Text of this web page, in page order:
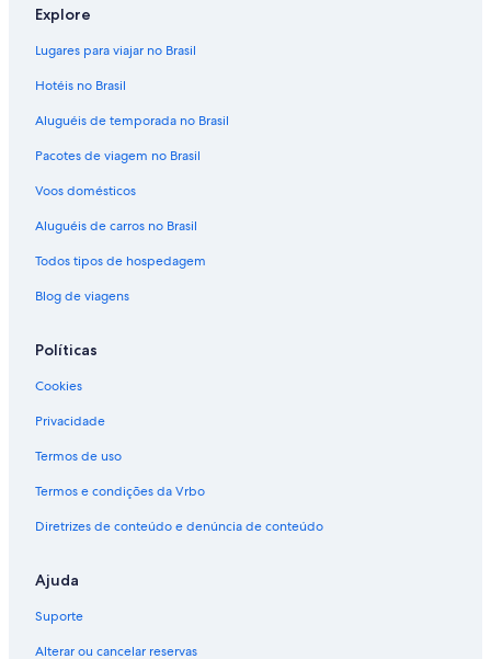
Explore
Lugares para viajar no Brasil
Hotéis no Brasil
Aluguéis de temporada no Brasil
Pacotes de viagem no Brasil
Voos domésticos
Aluguéis de carros no Brasil
Todos tipos de hospedagem
Blog de viagens
Políticas
Cookies
Privacidade
Termos de uso
Termos e condições da Vrbo
Diretrizes de conteúdo e denúncia de conteúdo
Ajuda
Suporte
Alterar ou cancelar reservas